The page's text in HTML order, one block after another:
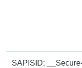
SAPISID;